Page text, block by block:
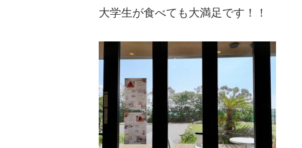
大学生が食べても大満足です！！